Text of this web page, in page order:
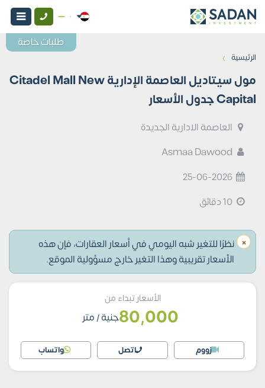
الرئيسية ›
مول سيتاديل العاصمة الإدارية Citadel Mall New
Capital جدول الأسعار
العاصمة الادارية الجديدة
25-06-2026
× نظرًا للتغير شبه اليومي في أسعار العقارات، فإن هذه
الأسعار تقريبية وهذا التغير خارج مسؤولية الموقع.
الأسعار تبداء من
80,000جنية/ متر
زووم اتصل واتساب
طلبات خاصة